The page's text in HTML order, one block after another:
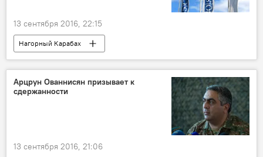
13 сентября 2016, 22:15
Нагорный Карабах
Арцрун Ованнисян призывает к
сдержанности
13 сентября 2016, 21:06